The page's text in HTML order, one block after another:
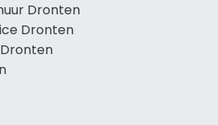
Dronten
Dronten